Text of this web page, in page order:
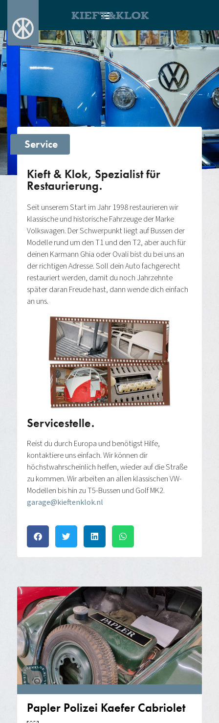
KIEFT&KLOK
Kieft & Klok, Spezialist für
Restaurierung.
Service
Seit unserem Start im Jahr 1998 restaurieren wir
klassische und historische Fahrzeuge der Marke
Volkswagen. Der Schwerpunkt liegt auf Bussen der
Modelle rund um den T1 und den T2, aber auch für
deinen Karmann Ghia oder Ovali bist du bei uns an
der richtigen Adresse. Soll dein Auto fachgerecht
restauriert werden, damit du noch Jahrzehnte
später daran Freude hast, dann wende dich einfach
an uns.
Servicestelle.
Reist du durch Europa und benötigst Hilfe,
kontaktiere uns einfach. Wir können dir
höchstwahrscheinlich helfen, wieder auf die Straße
zu kommen. Wir arbeiten an allen klassischen VW-
Modellen bis hin zu T5-Bussen und Golf MK2.
garage@kieftenklok.nl
Papler Polizei Kaefer Cabriolet